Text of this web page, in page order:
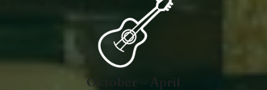
Oktober – April